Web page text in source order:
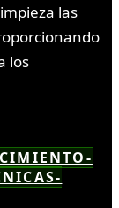
las
los